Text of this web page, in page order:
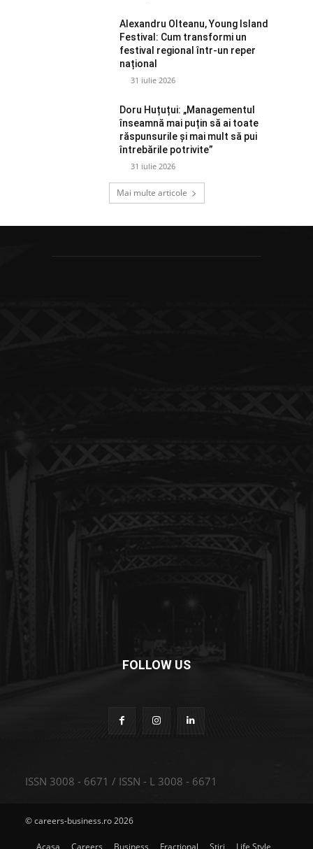
Alexandru Olteanu, Young Island
Festival: Cum transformi un
festival regional într-un reper
național
31 iulie 2026
Doru Huțuțui: „Managementul
înseamnă mai puțin să ai toate
răspunsurile și mai mult să pui
întrebările potrivite”
31 iulie 2026
Mai multe articole
FOLLOW US
ISSN 3008 - 6671 / ISSN - L 3008 - 6671
© careers-business.ro 2026
Acasa Careers Business Fractional Stiri Life Style